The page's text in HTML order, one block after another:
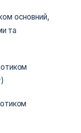
основний,
та